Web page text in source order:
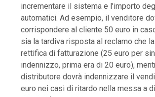
incrementare il sistema e l’importo
automatici. Ad esempio, il venditore
corrispondere al cliente 50 euro in
sia la tardiva risposta al reclamo che
rettifica di fatturazione (25 euro per
indennizzo, prima era di 20 euro),
distributore dovrà indennizzare il
euro nei casi di ritardo nella messa a